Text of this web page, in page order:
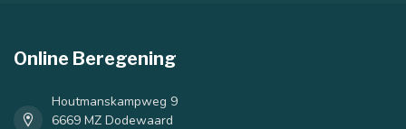
Online Beregening
Houtmanskampweg 9
6669 MZ Dodewaard